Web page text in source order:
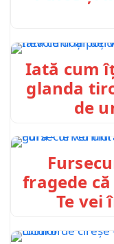
Iată cum
glanda
de
fragede
Te vei